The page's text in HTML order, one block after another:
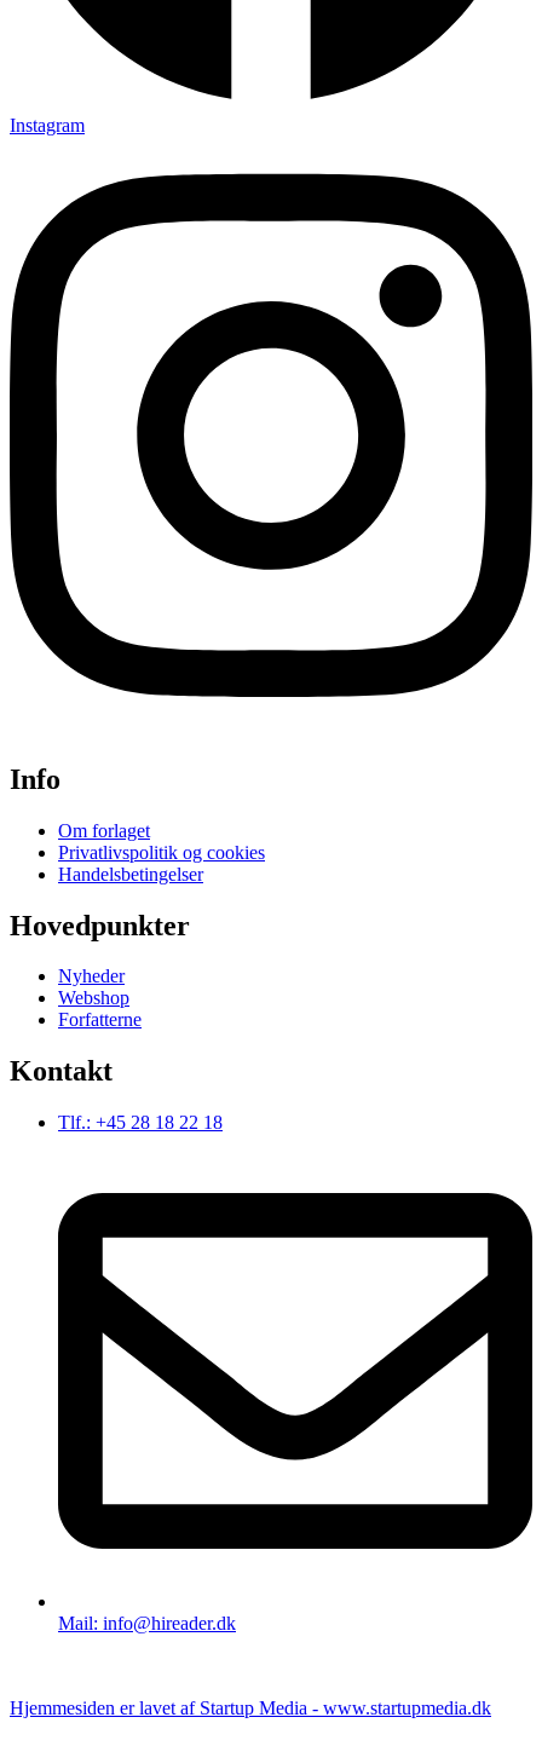
Instagram
Info
Om forlaget
Privatlivspolitik og cookies
Handelsbetingelser
Hovedpunkter
Nyheder
Webshop
Forfatterne
Kontakt
Tlf.: +45 28 18 22 18
Mail: info@hireader.dk
Hjemmesiden er lavet af Startup Media - www.startupmedia.dk